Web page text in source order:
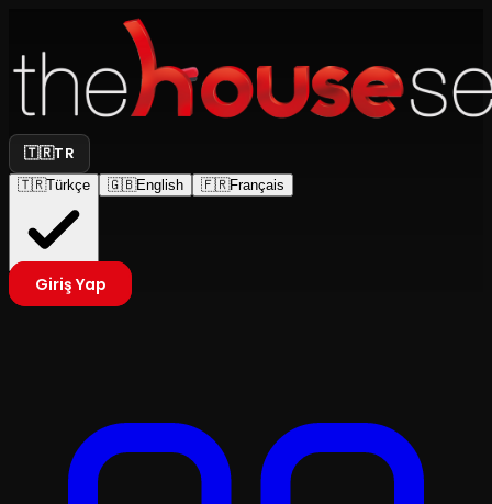
🇹🇷TR
🇹🇷Türkçe 🇬🇧English 🇫🇷Français
Giriş Yap